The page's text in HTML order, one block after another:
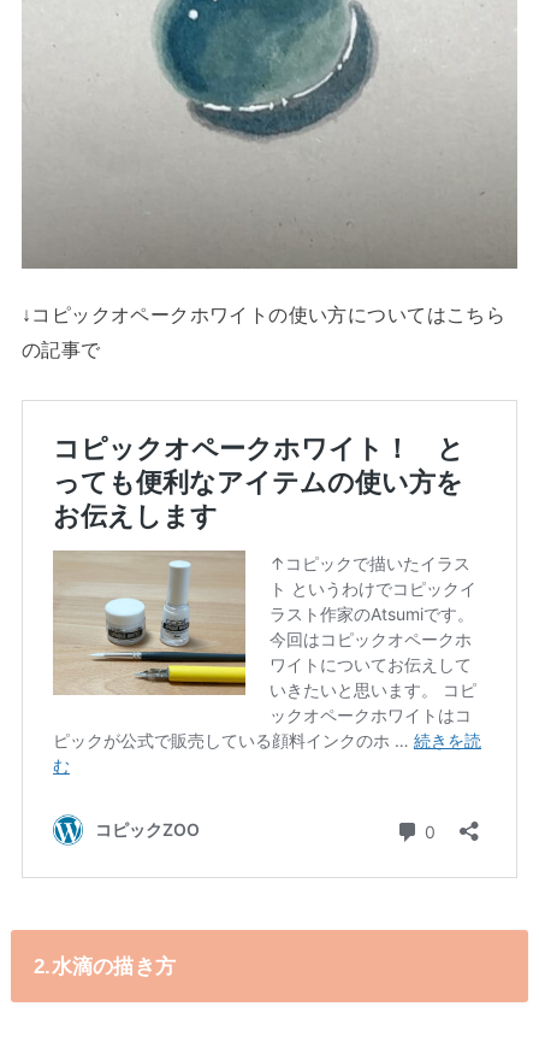
↓コピックオペークホワイトの使い方についてはこちら
の記事で
2.水滴の描き方